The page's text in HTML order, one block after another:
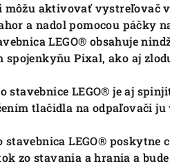
aktivovať vystreľovač
a nadol pomocou páčky
LEGO® obsahuje
spojenkyňu Pixal, ako aj
LEGO® je aj
tlačidla na odpaľovači
LEGO® poskytne
zo stavania a hrania a